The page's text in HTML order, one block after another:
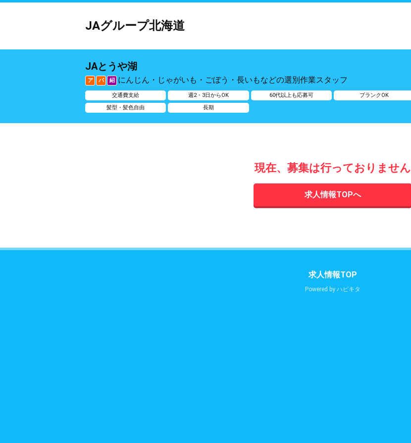
JAグループ北海道
JAとうや湖
ア パ 紹 にんじん・じゃがいも・ごぼう・長いもなどの選別作業スタッフ
交通費支給 週2・3日からOK 60代以上も応募可 ブランクOK
髪型・髪色自由
長期
現在、募集は行っておりません
求人情報TOPへ
求人情報TOP
Powered by ハピキタ